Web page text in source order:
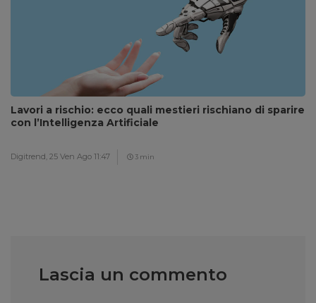
Lavori a rischio: ecco quali mestieri rischiano di sparire
con l’Intelligenza Artificiale
Digitrend, 25 Ven Ago 11:47 3 min
Lascia un commento